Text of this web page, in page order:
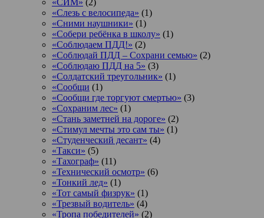
«Слезь с велосипеда» (1)
«Сними наушники» (1)
«Собери ребёнка в школу» (1)
«Соблюдаем ПДД!» (2)
«Соблюдай ПДД – Сохрани семью» (2)
«Соблюдаю ПДД на 5» (3)
«Солдатский треугольник» (1)
«Сообщи (1)
«Сообщи где торгуют смертью» (3)
«Сохраним лес» (1)
«Стань заметней на дороге» (2)
«Стимул мечты это сам ты» (1)
«Студенческий десант» (4)
«Такси» (5)
«Тахограф» (11)
«Технический осмотр» (6)
«Тонкий лед» (1)
«Тот самый физрук» (1)
«Трезвый водитель» (4)
«Тропа победителей» (2)